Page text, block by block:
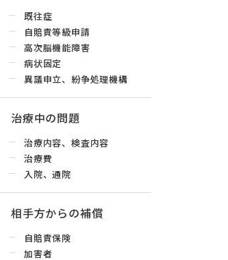
既往症
自賠責等級申請
高次脳機能障害
病状固定
異議申立、紛争処理機構
治療中の問題
治療内容、検査内容
治療費
入院、通院
相手方からの補償
自賠責保険
加害者